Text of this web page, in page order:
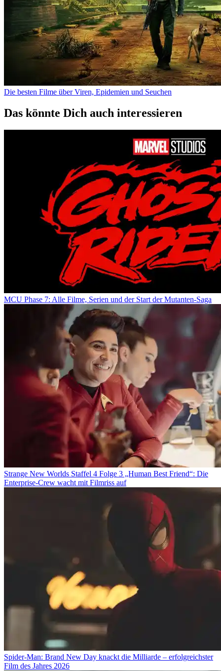
Die besten Filme über Viren, Epidemien und Seuchen
Das könnte Dich auch interessieren
MCU Phase 7: Alle Filme, Serien und der Start der Mutanten-Saga
Strange New Worlds Staffel 4 Folge 3 „Human Best Friend“: Die
Enterprise-Crew wacht mit Filmriss auf
Spider-Man: Brand New Day knackt die Milliarde – erfolgreichster
Film des Jahres 2026